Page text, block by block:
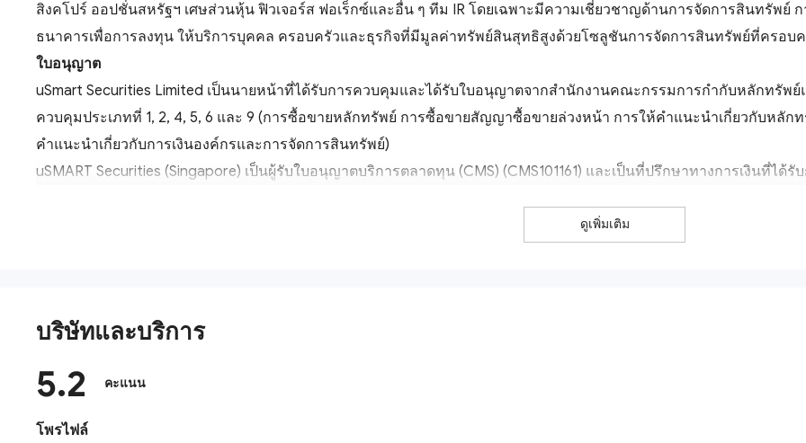
สิงคโปร์ ออปชั่นสหรัฐฯ เศษส่วนหุ้น ฟิวเจอร์ส ฟอเร็กซ์และอื่น ๆ ทีม IR โดยเฉพาะมีความเชี่ยวชาญด้านการจัดการสินทรัพ
ธนาคารเพื่อการลงทุน ให้บริการบุคคล ครอบครัวและธุรกิจที่มีมูลค่าทรัพย์สินสุทธิสูงด้วยโซลูชันการจัดการสินทรัพย์ที่ครอบ
ใบอนุญาต
uSmart Securities Limited เป็นนายหน้าที่ได้รับการควบคุมและได้รับใบอนุญาตจากสำนักงานคณะกรรมการกำกับหลักทรั
ควบคุมประเภทที่ 1, 2, 4, 5, 6 และ 9 (การซื้อขายหลักทรัพย์ การซื้อขายสัญญาซื้อขายล่วงหน้า การให้คำแนะนำเกี่ยวกับหลั
คำแนะนำเกี่ยวกับการเงินองค์กรและการจัดการสินทรัพย์)
uSMART Securities (Singapore) เป็นผู้รับใบอนุญาตบริการตลาดทุน (CMS) (CMS101161) และเป็นที่ปรึกษาทางการเงินที่ได้
ดูเพิ่มเติม
บริษัทและบริการ
5.2 คะแนน
โพรไฟล์